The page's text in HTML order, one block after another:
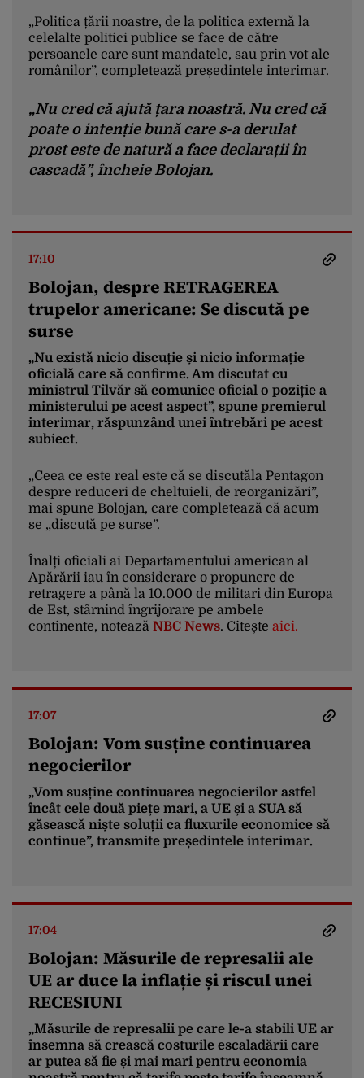
„Politica țării noastre, de la politica externă la
celelalte politici publice se face de către
persoanele care sunt mandatele, sau prin vot ale
românilor”, completează președintele interimar.
„Nu cred că ajută țara noastră. Nu cred că
poate o intenție bună care s-a derulat
prost este de natură a face declarații în
cascadă”, încheie Bolojan.
securității globale, al comerțului global.
vedeți, atât din punct de vedere al
Avem alegerile prezidențiale în România
și tot ce se întâmplă în această perioadă
este amplificat, este interpretat de către
cei care candidează sau de către cei care
susțin. Și nu cred că este bine ca eu să
intru într-un astfel de joc de declarații”,
mai spune Bolojan.
17:10
Bolojan, despre RETRAGEREA
trupelor americane: Se discută pe
surse
„Nu există nicio discuție și nicio informație
oficială care să confirme. Am discutat cu
ministrul Tîlvăr să comunice oficial o poziție a
ministerului pe acest aspect”, spune premierul
interimar, răspunzând unei întrebări pe acest
subiect.
„Ceea ce este real este că se discutăla Pentagon
despre reduceri de cheltuieli, de reorganizări”,
mai spune Bolojan, care completează că acum
se „discută pe surse”.
Înalți oficiali ai Departamentului american al
Apărării iau în considerare o propunere de
retragere a până la 10.000 de militari din Europa
de Est, stârnind îngrijorare pe ambele
continente, notează NBC News. Citește aici.
17:07
Bolojan: Vom susține continuarea
negocierilor
„Vom susține continuarea negocierilor astfel
încât cele două piețe mari, a UE și a SUA să
găsească niște soluții ca fluxurile economice să
continue”, transmite președintele interimar.
17:04
Bolojan: Măsurile de represalii ale
UE ar duce la inflație și riscul unei
RECESIUNI
„Măsurile de represalii pe care le-a stabili UE ar
însemna să crească costurile escaladării care
ar putea să fie și mai mari pentru economia